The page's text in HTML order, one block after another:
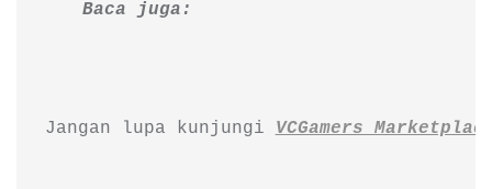
Baca juga:
Jangan lupa kunjungi VCGamers